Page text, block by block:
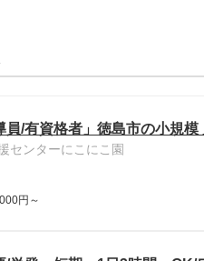
員/有資格者」徳島市の小規
センターにこにこ園
円～